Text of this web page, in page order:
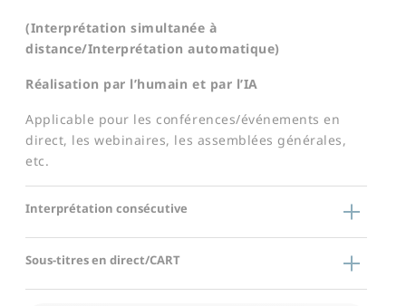
(Interprétation simultanée à
distance/Interprétation automatique)
Réalisation par l’humain et par l’IA
Applicable pour les conférences/événements en
direct, les webinaires, les assemblées générales,
etc.
Interprétation consécutive
Sous-titres en direct/CART